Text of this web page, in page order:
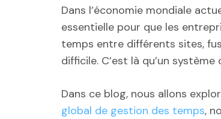
Dans l’économie mondiale
essentielle pour que les
temps entre différents sites,
difficile. C’est là qu’un
Dans ce blog, nous allons
global de gestion des temps,